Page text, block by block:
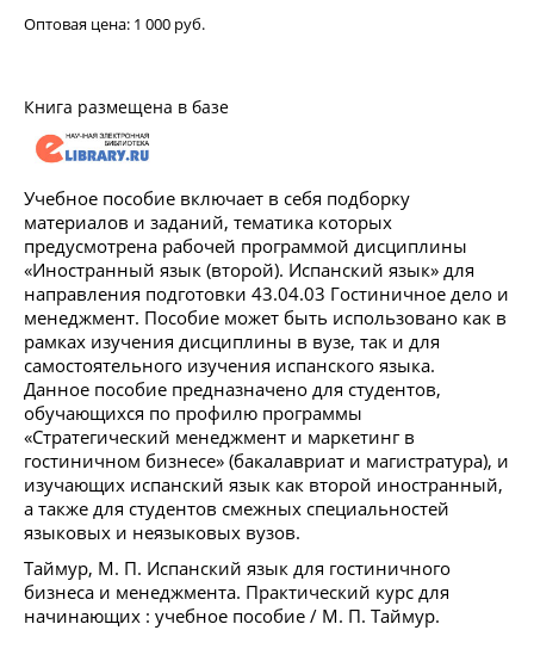
Оптовая цена: 1 000 руб.
Книга размещена в базе
Учебное пособие включает в себя подборку
материалов и заданий, тематика которых
предусмотрена рабочей программой дисциплины
«Иностранный язык (второй). Испанский язык» для
направления подготовки 43.04.03 Гостиничное дело и
менеджмент. Пособие может быть использовано как в
рамках изучения дисциплины в вузе, так и для
самостоятельного изучения испанского языка.
Данное пособие предназначено для студентов,
обучающихся по профилю программы
«Стратегический менеджмент и маркетинг в
гостиничном бизнесе» (бакалавриат и магистратура), и
изучающих испанский язык как второй иностранный,
а также для студентов смежных специальностей
языковых и неязыковых вузов.
Таймур, М. П. Испанский язык для гостиничного
бизнеса и менеджмента. Практический курс для
начинающих : учебное пособие / М. П. Таймур.